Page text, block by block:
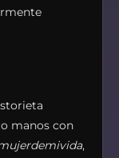
manos con
,